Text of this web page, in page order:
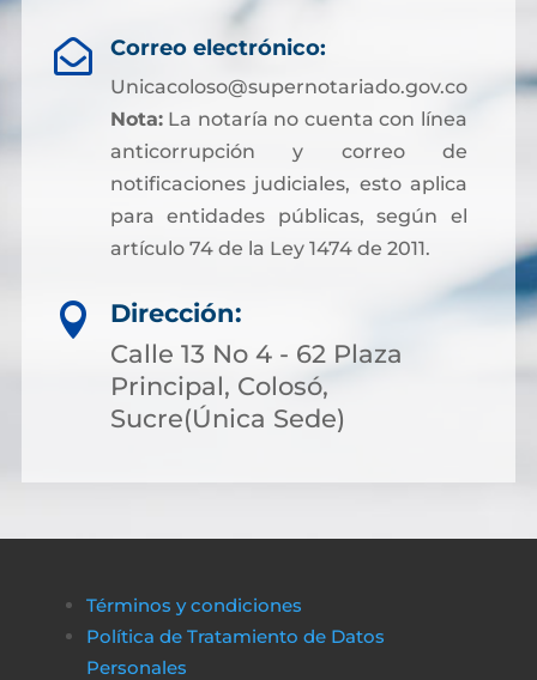
 Correo electrónico:
Unicacoloso@supernotariado.gov.co
Nota:La notaría no cuenta con línea
anticorrupción y correo de
notificaciones judiciales, esto aplica
para entidades públicas, según el
artículo 74 de la Ley 1474 de 2011.

Dirección:
Calle 13 No 4 - 62 Plaza
Principal, Colosó,
Sucre(Única Sede)
Términos y condiciones
Política de Tratamiento de Datos
Personales